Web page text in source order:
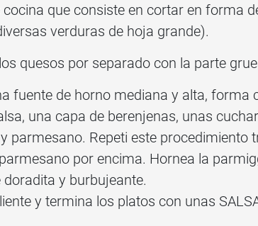
cocina que consiste en cortar en forma
verduras de hoja grande).
quesos por separado con la parte
fuente de horno mediana y alta, forma
una capa de berenjenas, unas
parmesano. Repeti este procedimiento
por encima. Hornea la
doradita y burbujeante.
y termina los platos con unas